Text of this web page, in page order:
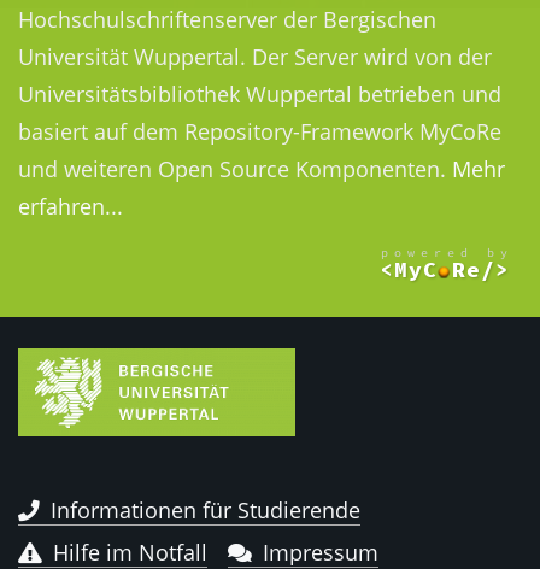
Hochschulschriftenserver der Bergischen
Universität Wuppertal. Der Server wird von der
Universitätsbibliothek Wuppertal betrieben und
basiert auf dem Repository-Framework MyCoRe
und weiteren Open Source Komponenten. Mehr
erfahren...
Informationen für Studierende
Hilfe im Notfall
Impressum